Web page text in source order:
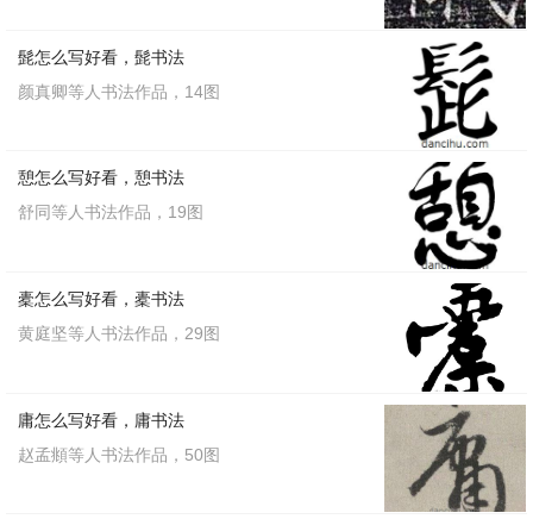
髭怎么写好看，髭书法
颜真卿等人书法作品，14图
憩怎么写好看，憩书法
舒同等人书法作品，19图
橐怎么写好看，橐书法
黄庭坚等人书法作品，29图
庸怎么写好看，庸书法
赵孟頫等人书法作品，50图